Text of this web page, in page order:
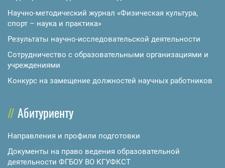
Научно-методический журнал «Физическая культура,
спорт – наука и практика»
Результаты научно-исследовательской деятельности
Сотрудничество с образовательными организациями и
учреждениями
Конкурс на замещение должностей научных работников
Абитуриенту
Направления и профили подготовки
Документы на право ведения образовательной
деятельности ФГБОУ ВО КГУФКСТ